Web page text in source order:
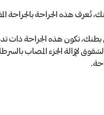
هذه الجراحة بالجراحة
بطنك، تكون هذه الجراحة
لإزالة الجزء المصاب